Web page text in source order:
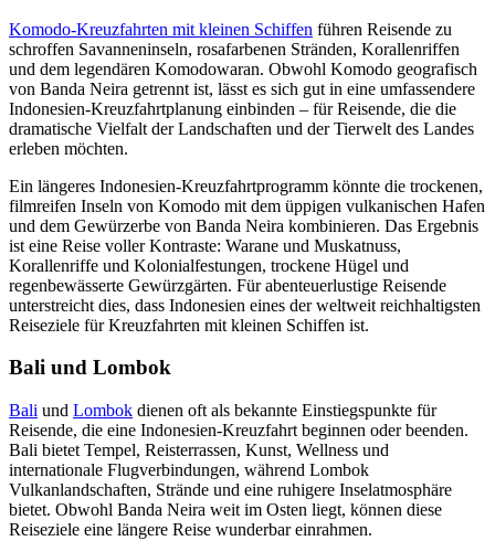
Komodo-Kreuzfahrten mit kleinen Schiffen führen Reisende zu
schroffen Savanneninseln, rosafarbenen Stränden, Korallenriffen
und dem legendären Komodowaran. Obwohl Komodo geografisch
von Banda Neira getrennt ist, lässt es sich gut in eine umfassendere
Indonesien-Kreuzfahrtplanung einbinden – für Reisende, die die
dramatische Vielfalt der Landschaften und der Tierwelt des Landes
erleben möchten.
Ein längeres Indonesien-Kreuzfahrtprogramm könnte die trockenen,
filmreifen Inseln von Komodo mit dem üppigen vulkanischen Hafen
und dem Gewürzerbe von Banda Neira kombinieren. Das Ergebnis
ist eine Reise voller Kontraste: Warane und Muskatnuss,
Korallenriffe und Kolonialfestungen, trockene Hügel und
regenbewässerte Gewürzgärten. Für abenteuerlustige Reisende
unterstreicht dies, dass Indonesien eines der weltweit reichhaltigsten
Reiseziele für Kreuzfahrten mit kleinen Schiffen ist.
Bali und Lombok
Bali und Lombok dienen oft als bekannte Einstiegspunkte für
Reisende, die eine Indonesien-Kreuzfahrt beginnen oder beenden.
Bali bietet Tempel, Reisterrassen, Kunst, Wellness und
internationale Flugverbindungen, während Lombok
Vulkanlandschaften, Strände und eine ruhigere Inselatmosphäre
bietet. Obwohl Banda Neira weit im Osten liegt, können diese
Reiseziele eine längere Reise wunderbar einrahmen.